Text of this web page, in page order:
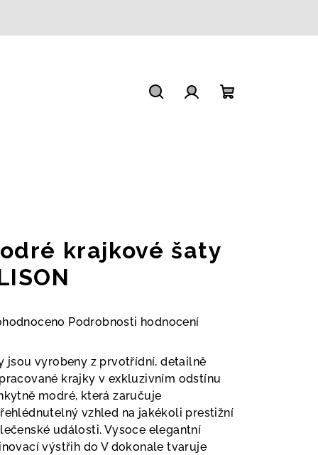
krajkové šaty
Podrobnosti hodnocení
jsou vyrobeny z prvotřídní, detailně
krajky v exkluzivním odstínu
modré, která zaručuje
vzhled na jakékoli prestižní
události. Vysoce elegantní
výstřih do V dokonale tvaruje